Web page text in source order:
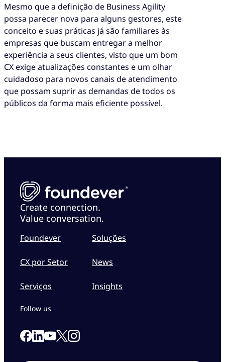
Mesmo que a definição de Business Agility
possa parecer nova para alguns gestores, este
conceito e suas práticas já são familiares às
empresas que buscam entregar a melhor
experiência a seus clientes, visto que um bom
CX exige atualizações constantes e um olhar
cuidadoso para novos canais de atendimento
que possam suprir as demandas de todos os
públicos da forma mais eficiente possível.
Create connection.
Value conversation.
Foundever
CX por Setor
Serviços
Soluções
News
Insights
Follow us
Link to our Facebook page
Link to our Linkedin page
Link to our Youtube page
Link to our X page
Link to our Instagram page